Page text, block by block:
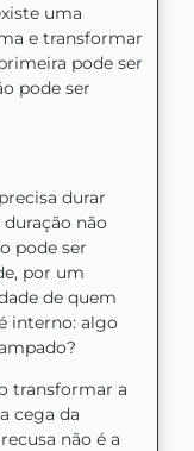
uma
e transformar
pode ser
pode ser
durar
não
pode ser
por um
de quem
interno: algo
transformar a
cega da
não é a